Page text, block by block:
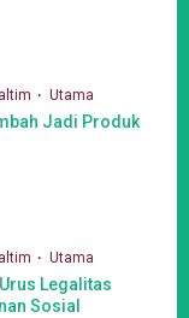
Utama
Jadi Produk
Utama
Legalitas
Sosial